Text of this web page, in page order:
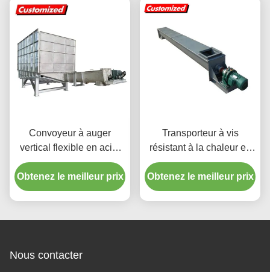
Convoyeur à auger
vertical flexible en acier
inoxydable résistant à la
chaleur avec trémie à
usage industriel
Obtenez le meilleur prix
Transporteur à vis
résistant à la chaleur en
acier inoxydable pour
applications industrielles
Obtenez le meilleur prix
Nous contacter